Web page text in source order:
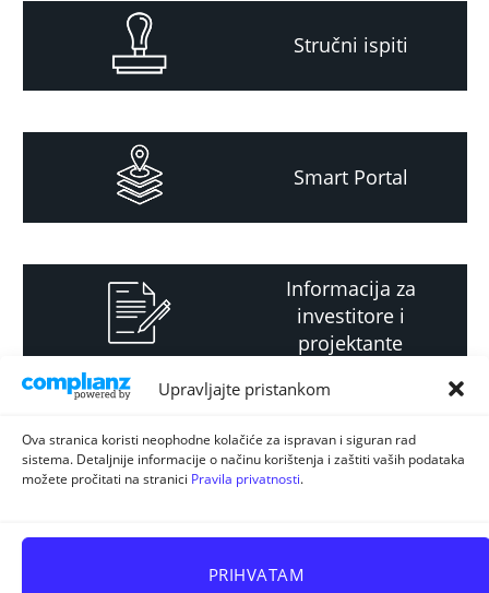
Upravljajte pristankom
Ova stranica koristi neophodne kolačiće za ispravan i siguran rad
sistema. Detaljnije informacije o načinu korištenja i zaštiti vaših podataka
možete pročitati na stranici Pravila privatnosti.
PRIHVATAM
Stručni ispiti
Smart Portal
Informacija za
investitore i
projektante
Strateški i planski
dokument